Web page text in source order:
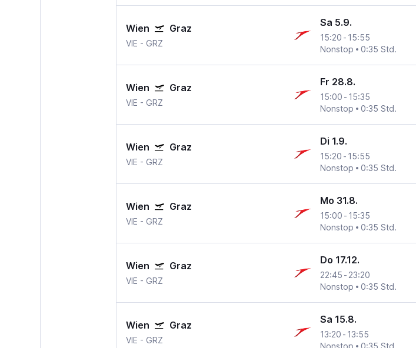
Wien Graz
VIE - GRZ
Sa 5.9.
15:20 - 15:55
Nonstop
0:35 Std.
Wien Graz
VIE - GRZ
Fr 28.8.
15:00 - 15:35
Nonstop
0:35 Std.
Wien Graz
VIE - GRZ
Di 1.9.
15:20 - 15:55
Nonstop
0:35 Std.
Wien Graz
VIE - GRZ
Mo 31.8.
15:00 - 15:35
Nonstop
0:35 Std.
Wien Graz
VIE - GRZ
Do 17.12.
22:45 - 23:20
Nonstop
0:35 Std.
Wien Graz
VIE - GRZ
Sa 15.8.
13:20 - 13:55